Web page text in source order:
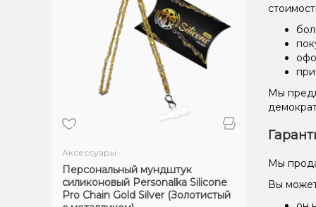
Аксессуары
Персональный мундштук
силиконовый Personalka Silicone
Pro Chain Gold Silver (Золотистый
Мы
Мы
Вы